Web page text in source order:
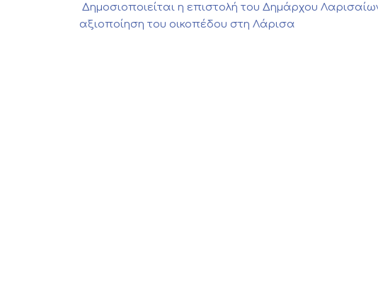
Δημοσιοποιείται η επιστολή του Δημάρχου
αξιοποίηση του οικοπέδου στη Λάρισα